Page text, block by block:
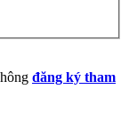
đăng ký tham